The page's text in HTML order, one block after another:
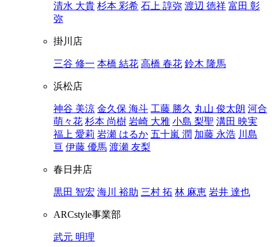
清水 大貴 杉本 彩希 石上 諄弥 渡辺 徳祥 富田 彰
弥
掛川店
三谷 修一 本橋 結花 高橋 春花 鈴木 隆馬
浜松店
神谷 美涼 金久保 海斗 工藤 勝久 丸山 俊太朗 河合
萌々花 杉本 尚樹 岩崎 大雅 小島 梨聖 溝田 映実
福上 愛莉 岩瀬 はるか 五十嵐 潤 加藤 永浩 川島
亘 伊藤 優馬 渡瀬 友梨
春日井店
黒田 智宏 海川 裕助 三村 拓 林 麻恵 岩井 達也
ARCstyle事業部
武元 明理